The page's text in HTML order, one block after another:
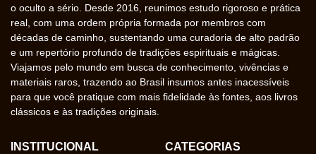
o oculto a sério. Desde 2016, reunimos estudo rigoroso e prática
real, com uma ordem própria formada por membros com
décadas de caminho, sustentando uma curadoria de alto padrão
e um repertório profundo de tradições espirituais e mágicas.
Viajamos pelo mundo em busca de conhecimento, vivências e
materiais raros, trazendo ao Brasil insumos antes inacessíveis
para que você pratique com mais fidelidade às fontes, aos livros
clássicos e às tradições originais.
INSTITUCIONAL
CATEGORIAS